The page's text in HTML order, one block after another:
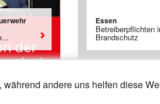
andere uns helfen diese
Essen
Betreiberpflichten
Brandschutz